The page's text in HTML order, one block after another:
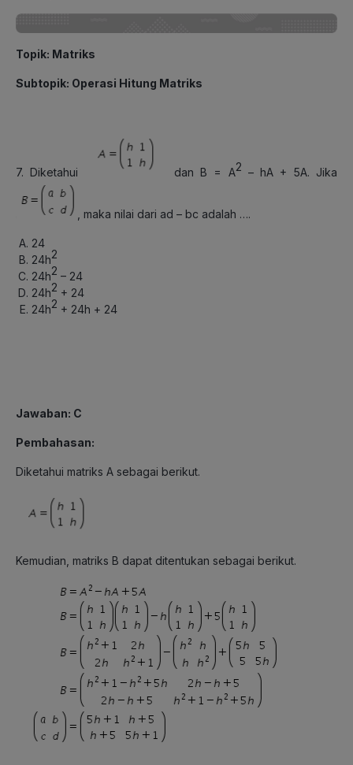
Topik: Matriks
Subtopik: Operasi Hitung Matriks
7. Diketahui dan B = A2 – hA + 5A. Jika
, maka nilai dari ad – bc adalah ….
24
24h2
24h2 – 24
24h2 + 24
24h2 + 24h + 24
Jawaban: C
Pembahasan:
Diketahui matriks A sebagai berikut.
Kemudian, matriks B dapat ditentukan sebagai berikut.